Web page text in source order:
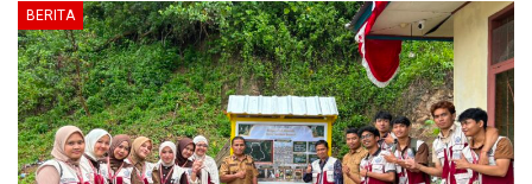
BERITA